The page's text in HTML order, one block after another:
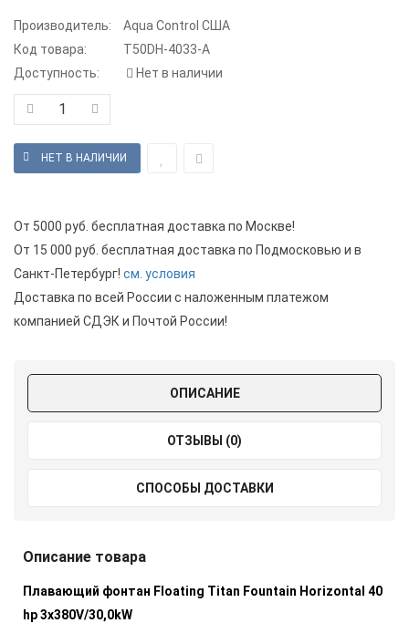
Производитель:
Aqua Control США
Код товара:
T50DH-4033-A
Доступность:
Нет в наличии
От 5000 руб. бесплатная доставка по Москве!
От 15 000 руб. бесплатная доставка по Подмосковью и в
Санкт-Петербург! см. условия
Доставка по всей России с наложенным платежом
компанией СДЭК и Почтой России!
ОПИСАНИЕ
ОТЗЫВЫ (0)
СПОСОБЫ ДОСТАВКИ
Описание товара
Плавающий фонтан Floating Titan Fountain Horizontal 40
hp 3x380V/30,0kW